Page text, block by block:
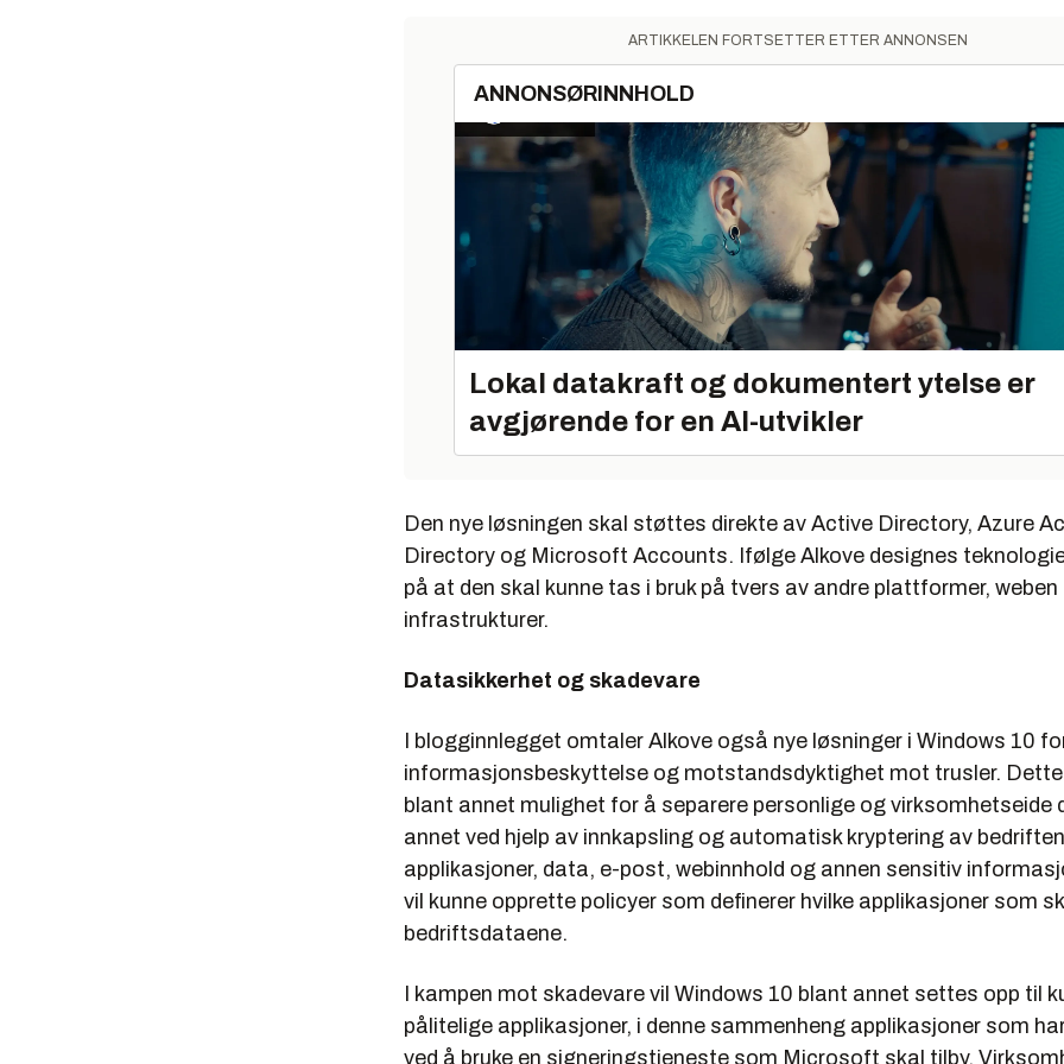
ARTIKKELEN FORTSETTER ETTER ANNONSEN
ANNONSØRINNHOLD
Lokal datakraft og dokumentert ytelse er
avgjørende for en AI-utvikler
Den nye løsningen skal støttes direkte av Active Directory, Azure
Directory og Microsoft Accounts. Ifølge Alkove designes
på at den skal kunne tas i bruk på tvers av andre plattformer, weben
infrastrukturer.
Datasikkerhet og skadevare
I blogginnlegget omtaler Alkove også nye løsninger i Windows 10
informasjonsbeskyttelse og motstandsdyktighet mot trusler.
blant annet mulighet for å separere personlige og virksomhetseide
annet ved hjelp av innkapsling og automatisk kryptering av
applikasjoner, data, e-post, webinnhold og annen sensitiv
vil kunne opprette policyer som definerer hvilke applikasjoner som
bedriftsdataene.
I kampen mot skadevare vil Windows 10 blant annet settes opp til
pålitelige applikasjoner, i denne sammenheng applikasjoner som
ved å bruke en signeringstjeneste som Microsoft skal tilby.